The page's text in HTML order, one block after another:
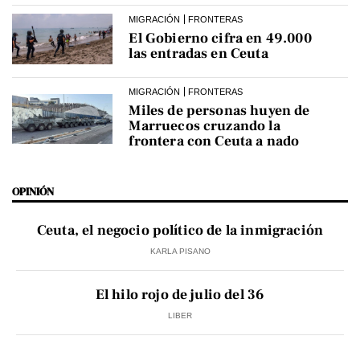
MIGRACIÓN FRONTERAS
El Gobierno cifra en 49.000
las entradas en Ceuta
MIGRACIÓN FRONTERAS
Miles de personas huyen de
Marruecos cruzando la
frontera con Ceuta a nado
OPINIÓN
Ceuta, el negocio político de la inmigración
KARLA PISANO
El hilo rojo de julio del 36
LIBER